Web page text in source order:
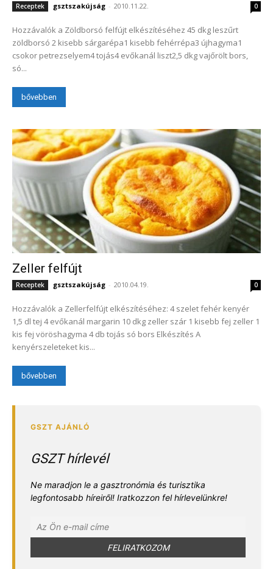
Receptek gsztszakújság - 2010.11.22. 0
Hozzávalók a Zöldborsó felfújt elkészítéséhez 45 dkg leszűrt
zöldborsó 2 kisebb sárgarépa1 kisebb fehérrépa3 újhagyma1
csokor petrezselyem4 tojás4 evőkanál liszt2,5 dkg vajőrölt bors,
só...
bővebben
Zeller felfújt
Receptek gsztszakújság - 2010.04.19. 0
Hozzávalók a Zellerfelfújt elkészítéséhez: 4 szelet fehér kenyér
1,5 dl tej 4 evőkanál margarin 10 dkg zeller szár 1 kisebb fej zeller 1
kis fej vöröshagyma 4 db tojás só bors Elkészítés A
kenyérszeleteket kis...
bővebben
GSZT hírlevél
Ne maradjon le a gasztronómia és turisztika
legfontosabb híreiről! Iratkozzon fel hírlevelünkre!